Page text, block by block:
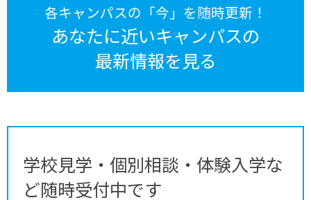
各キャンパスの「今」を随時更新！
あなたに近いキャンパスの
最新情報を見る
学校見学・個別相談・体験入学な
ど随時受付中です